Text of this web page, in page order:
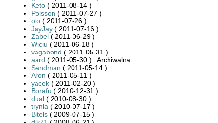
Keto ( 2011-08-14 )
Polsson ( 2011-07-27 )
olo ( 2011-07-26 )
JayJay ( 2011-07-16 )
Zabel ( 2011-06-29 )
Wiciu ( 2011-06-18 )
vagabond ( 2011-05-31 )
aard ( 2011-05-30 ) : Archiwalna
Sandman ( 2011-05-14 )
Aron ( 2011-05-11 )
yacek ( 2011-02-20 )
Borafu ( 2010-12-31 )
dual ( 2010-08-30 )
trynia ( 2010-07-17 )
Bitels ( 2009-07-15 )